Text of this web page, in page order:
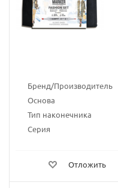
Бренд/Производитель
Основа
Тип наконечника
Серия
Отложить